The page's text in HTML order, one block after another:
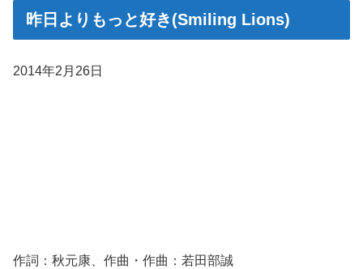
昨日よりもっと好き(Smiling Lions)
2014年2月26日
作詞：秋元康、作曲・作曲：若田部誠